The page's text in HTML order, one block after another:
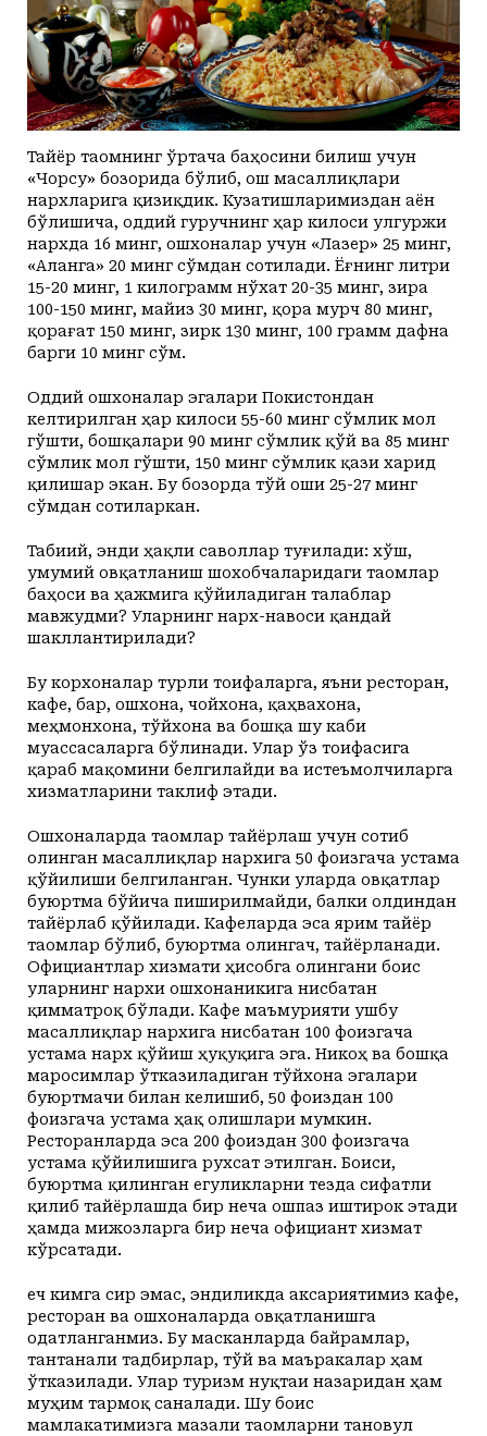
Тайёр таомнинг ўртача баҳосини билиш учун
«Чорсу» бозорида бўлиб, ош масаллиқлари
нархларига қизиқдик. Кузатишларимиздан аён
бўлишича, оддий гуручнинг ҳар килоси улгуржи
нархда 16 минг, ошхоналар учун «Лазер» 25 минг,
«Аланга» 20 минг сўмдан сотилади. Ёғнинг литри
15-20 минг, 1 килограмм нўхат 20-35 минг, зира
100-150 минг, майиз 30 минг, қора мурч 80 минг,
қорағат 150 минг, зирк 130 минг, 100 грамм дафна
барги 10 минг сўм.
Оддий ошхоналар эгалари Покис­тондан
келтирилган ҳар килоси 55-60 минг сўмлик мол
гўшти, бошқалари 90 минг сўмлик қўй ва 85 минг
сўмлик мол гўшти, 150 минг сўмлик қази харид
қилишар экан. Бу бозорда тўй оши 25-27 минг
сўмдан сотиларкан.
Табиий, энди ҳақли саволлар туғилади: хўш,
умумий овқатланиш шохобчаларидаги таомлар
баҳоси ва ҳаж­мига қўйиладиган талаблар
мавжуд­­ми? Уларнинг нарх-навоси қандай
шакллантирилади?
Бу корхоналар турли тоифаларга, яъни ресторан,
кафе, бар, ошхона, чойхона, қаҳвахона,
меҳмонхона, тўйхона ва бошқа шу каби
муассасаларга бўлинади. Улар ўз тоифасига
қараб мақомини белгилайди ва истеъмолчиларга
хизматларини таклиф этади.
Ошхоналарда таомлар тайёрлаш учун сотиб
олинган масаллиқлар нархига 50 фоизгача устама
қўйилиши белгиланган. Чунки уларда овқатлар
буюртма бўйича пиширилмайди, балки олдиндан
тайёрлаб қўйилади. Кафеларда эса ярим тайёр
таомлар бўлиб, буюртма олингач, тайёрланади.
Официантлар хизмати ҳисобга олингани боис
уларнинг нархи ошхонаникига нисбатан
қимматроқ бўлади. Кафе маъму­рияти ушбу
масаллиқлар нархига нисбатан 100 фоизгача
устама нарх қўйиш ҳуқуқига эга. Никоҳ ва бошқа
маросимлар ўтказиладиган тўйхона эгалари
буюртмачи билан келишиб, 50 фоиздан 100
фоизгача устама ҳақ олишлари мумкин.
Ресторанларда эса 200 фоиздан 300 фоизгача
устама қўйилишига рухсат этилган. Боиси,
буюртма қилинган егулик­ларни тезда сифатли
қилиб тайёрлашда бир неча ошпаз иштирок этади
ҳамда мижозларга бир неча официант хизмат
кўрсатади.
Ҳеч кимга сир эмас, эндиликда аксариятимиз кафе,
ресторан ва ошхоналарда овқатланишга
одатланганмиз. Бу масканларда байрамлар,
тантанали тадбирлар, тўй ва маъракалар ҳам
ўтказилади. Улар туризм нуқтаи назаридан ҳам
муҳим тармоқ саналади. Шу боис
мамлакатимизга мазали таомларни тановул